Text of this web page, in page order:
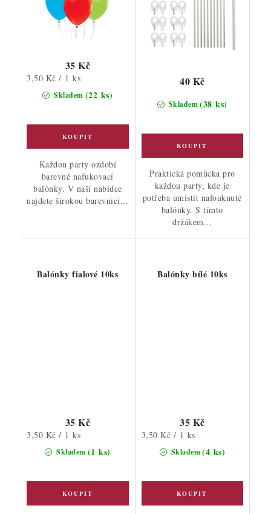
Skladem (22 ks)
35 Kč
Měrná
cena:
3,50 Kč / 1 ks
Každou party ozdobí
barevné nafukovací
balónky. V naší nabídce
najdete širokou barevnici...
Skladem(38 ks)
40 Kč
Praktická pomůcka pro
každou party, kde je
potřeba umístit nafouknuté
balónky. S tímto
držákem...
Balónky fialové 10ks
Skladem (1 ks)
35 Kč
Měrná
3,50 Kč / 1 ks
Balónky bílé 10ks
Skladem(4 ks)
35 Kč
Měrná
3,50 Kč / 1 ks